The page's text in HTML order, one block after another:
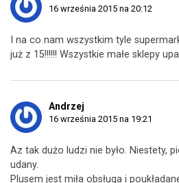
16 września 2015 na 20:12
I na co nam wszystkim tyle
już z 15!!!!!! Wszystkie małe sklepy
Andrzej
16 września 2015 na 19:21
Az tak dużo ludzi nie było. Niestety,
udany.
Plusem jest miła obsługa i